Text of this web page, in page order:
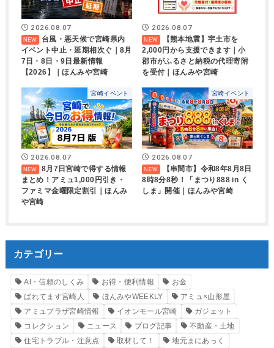
2026.08.07
台風・悪天候で宮崎県内
イベント中止・延期相次ぐ｜8月
7日・8日・9日最新情報
【2026】｜ほんみや宮崎
2026.08.07
【熊本地震】宇土市を
2,000円から支援できます｜小
郡市がふるさと納税の代理寄附
を受付｜ほんみや宮崎
宮崎イベント
2026.08.07
8月7日宮崎で得する情報
まとめ！アミュ1,000円引き・
ファミマ金曜限定割引｜ほんみ
や宮崎
宮崎イベント
2026.08.07
【串間市】令和8年8月8日
8時8分8秒！「まつり888 in く
しま」開催｜ほんみや宮崎
カテゴリー
AI・信頼のしくみ お得・便利情報
お金
ばれてます宮崎人
ほんみやWEEKLY
アミュ×山形屋
アミュプラザ宮崎情報
イオンモール宮崎
ガジェット
コレクション
ニュース ブログ記事
不動産・土地
住宅トラブル・注意点
取材して！
地元まにあっく